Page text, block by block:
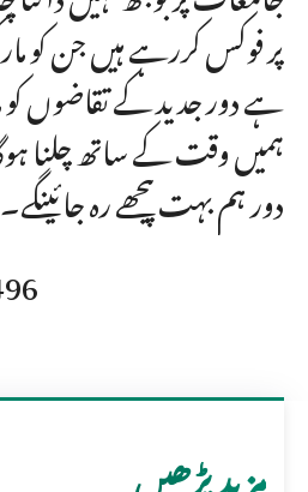
پر فوکس کررہے ہیں جن
ہے دور جدید کے تقاضوں کو
ہمیں وقت کے ساتھ چلنا
دور ہم بہت پیحھے رہ جائینگے۔
مزید پڑھیں